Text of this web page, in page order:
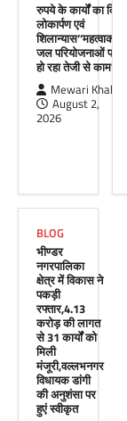
रुपये के कार्यों का किया
लोकार्पण एवं
शिलान्यास’’महत्वाकांक्षी
जल परियोजनाओं पर
हो रहा तेजी से काम’
Mewari Khabar
August 2,
2026
BLOG
भीण्डर
नगरपालिका
क्षेत्र में विकास ने
पकड़ी
रफ्तार,4.13
करोड़ की लागत
से 31 कार्यों को
मिली
मंजूरी,वल्लभनगर
विधायक डांगी
की अनुशंसा पर
हुएं स्वीकृत